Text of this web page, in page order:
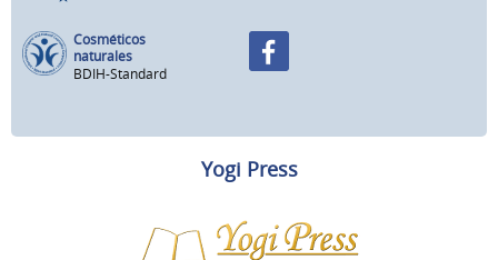
Cosméticos
naturales
BDIH-Standard
Yogi Press